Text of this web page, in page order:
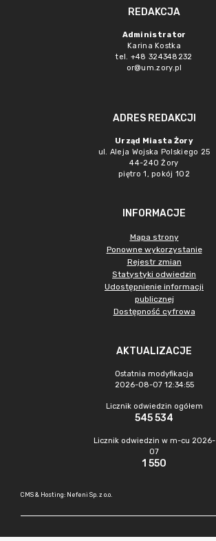
REDAKCJA
Administrator
Karina Kostka
tel. +48 324348232
or@um.zory.pl
ADRES REDAKCJI
Urząd Miasta Żory
ul. Aleja Wojska Polskiego 25
44-240 Żory
piętro 1, pokój 102
INFORMACJE
Mapa strony
Ponowne wykorzystanie
Rejestr zmian
Statystyki odwiedzin
Udostępnienie informacji
publicznej
Dostępność cyfrowa
AKTUALIZACJE
Ostatnia modyfikacja
2026-08-07 12:34:55
Licznik odwiedzin ogółem
545 534
Licznik odwiedzin w m-cu 2026-
07
1 550
CMS & Hosting: Nefeni Sp. z o.o.